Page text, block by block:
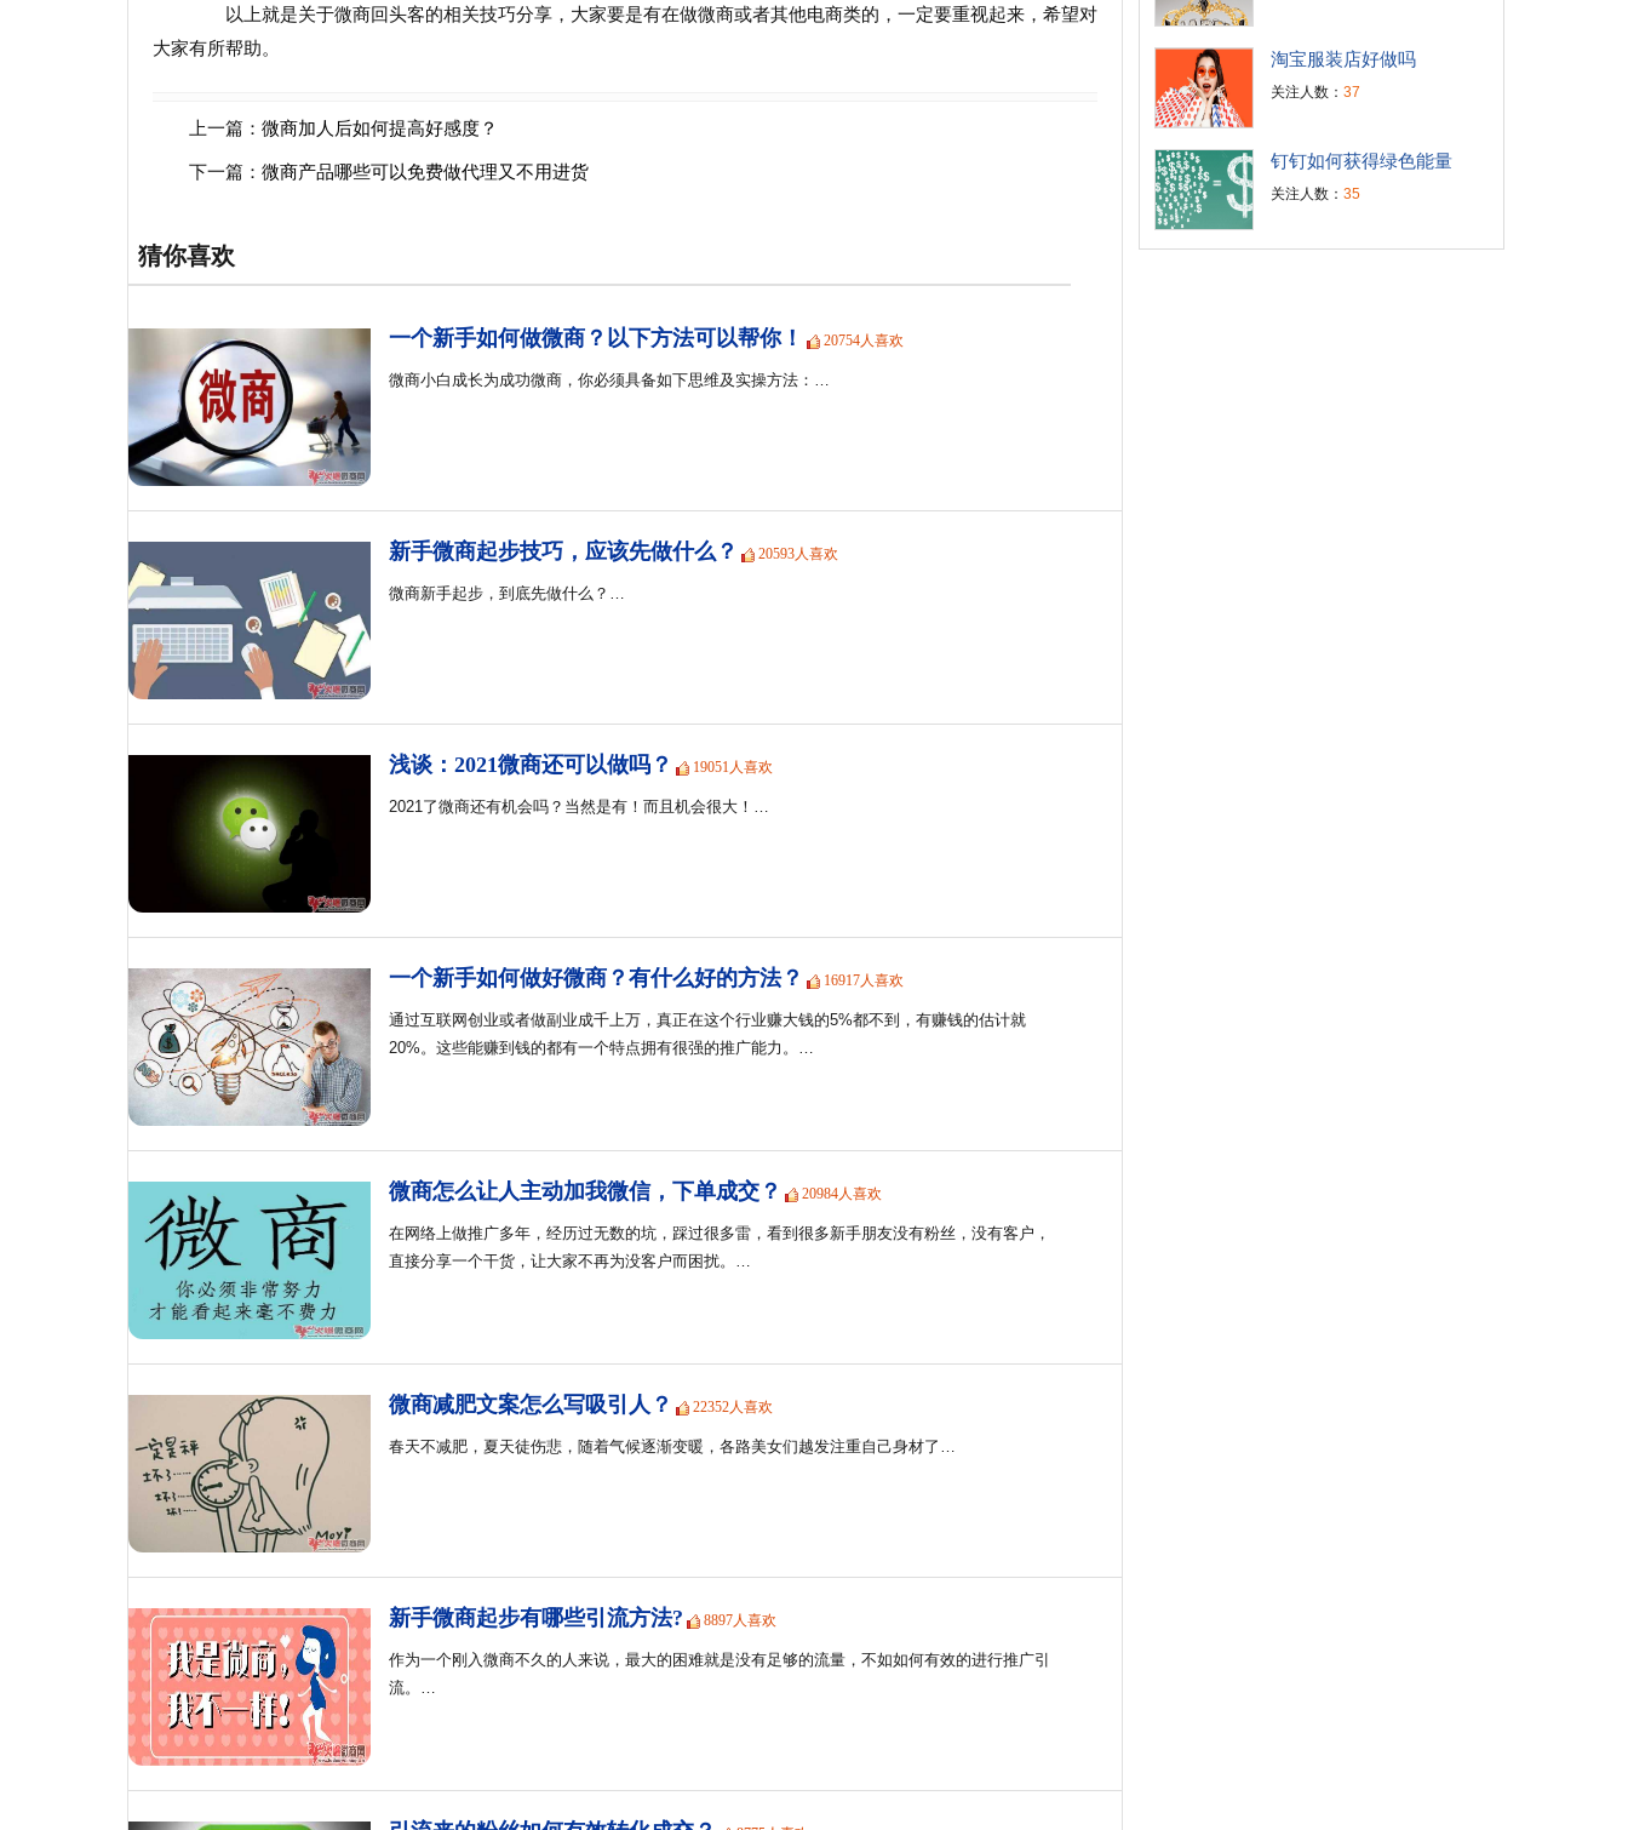
以上就是关于微商回头客的相关技巧分享，大家要是有在做微商或者其他电商类的，一定要重视起来，希望对
大家有所帮助。
上一篇： 微商加人后如何提高好感度？
下一篇： 微商产品哪些可以免费做代理又不用进货
猜你喜欢
一个新手如何做微商？以下方法可以帮你！ 20754人喜欢
微商小白成长为成功微商，你必须具备如下思维及实操方法：…
新手微商起步技巧，应该先做什么？ 20593人喜欢
微商新手起步，到底先做什么？…
浅谈：2021微商还可以做吗？ 19051人喜欢
2021了微商还有机会吗？当然是有！而且机会很大！…
一个新手如何做好微商？有什么好的方法？ 16917人喜欢
通过互联网创业或者做副业成千上万，真正在这个行业赚大钱的5%都不到，有赚钱的估计就
20%。这些能赚到钱的都有一个特点拥有很强的推广能力。…
微商怎么让人主动加我微信，下单成交？ 20984人喜欢
在网络上做推广多年，经历过无数的坑，踩过很多雷，看到很多新手朋友没有粉丝，没有客户，
直接分享一个干货，让大家不再为没客户而困扰。…
微商减肥文案怎么写吸引人？ 22352人喜欢
春天不减肥，夏天徒伤悲，随着气候逐渐变暖，各路美女们越发注重自己身材了…
新手微商起步有哪些引流方法? 8897人喜欢
作为一个刚入微商不久的人来说，最大的困难就是没有足够的流量，不如如何有效的进行推广引
流。…
淘宝服装店好做吗
关注人数： 37
钉钉如何获得绿色能量
关注人数： 35